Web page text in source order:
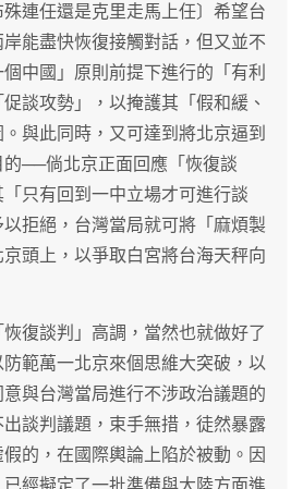
殊連任還是克里走馬上任〕希望台
能盡快恢復接觸對話，但又並不
中國」原則前提下進行的「有利
談攻勢」，以掩護其「假和緩、
與此同時，又可達到將北京逼到
的──倘北京正面回應「恢復談
只有回到一中立場才可進行談
拒絕，台灣當局就可將「麻煩製
頭上，以爭取白宮將台海天秤向
復談判」高調，當然也就做好了
範萬一北京來個思維大突破，以
意與台灣當局進行不涉政治議題的
談判議題，束手無措，徒然暴露
的，在國際輿論上陷於被動。因